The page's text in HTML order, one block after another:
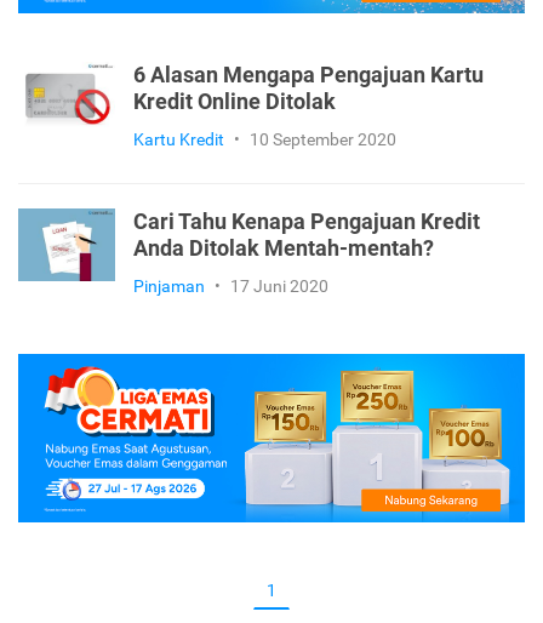
6 Alasan Mengapa Pengajuan Kartu
Kredit Online Ditolak
Kartu Kredit • 10 September 2020
Cari Tahu Kenapa Pengajuan Kredit
Anda Ditolak Mentah-mentah?
Pinjaman • 17 Juni 2020
1